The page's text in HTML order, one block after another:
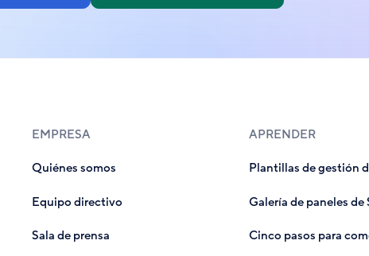
EMPRESA
Quiénes somos
Equipo directivo
Sala de prensa
APRENDER
Plantillas de gestión
Galería de paneles
Cinco pasos para